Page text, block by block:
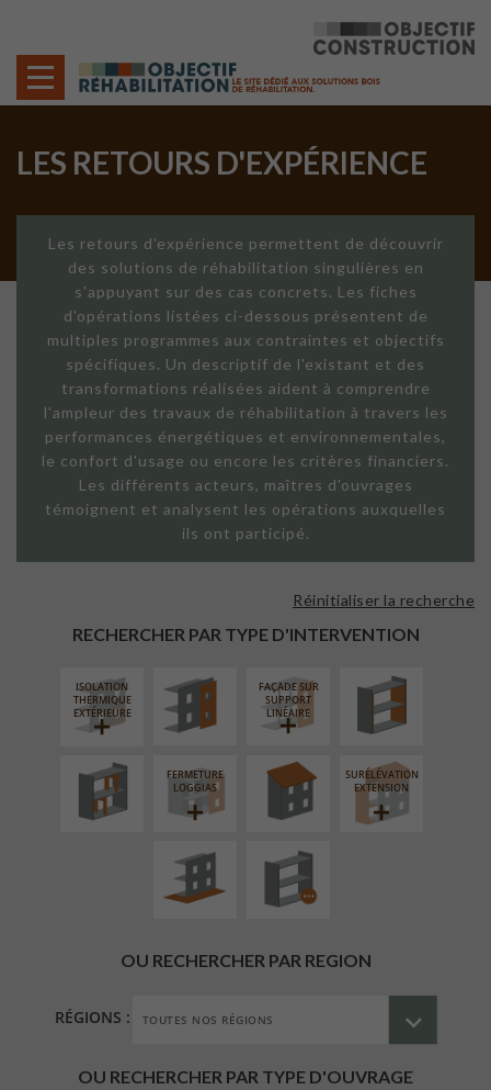
LES RETOURS D'EXPÉRIENCE
Les retours d'expérience permettent de découvrir
des solutions de réhabilitation singulières en
s'appuyant sur des cas concrets. Les fiches
d'opérations listées ci-dessous présentent de
multiples programmes aux contraintes et objectifs
spécifiques. Un descriptif de l'existant et des
transformations réalisées aident à comprendre
l'ampleur des travaux de réhabilitation à travers les
performances énergétiques et environnementales,
le confort d'usage ou encore les critères financiers.
Les différents acteurs, maîtres d'ouvrages
témoignent et analysent les opérations auxquelles
ils ont participé.
RECHERCHER PAR TYPE D'INTERVENTION
Réinitialiser la recherche
ISOLATION
THERMIQUE
EXTÉRIEURE
FAÇADE SUR
SUPPORT
LINÉAIRE
ISOLATION
INTÉRIEURE
RÉAMÉNAGEMENT
INTÉRIEUR
FERMETURE
LOGGIAS
RÉFECTION DES
TOITURES
SURÉLÉVATION
EXTENSION
AMÉNAGEMENT
EXTÉRIEUR
PROCÉDÉ
PARTICULIER
OU RECHERCHER PAR REGION
RÉGIONS :
OU RECHERCHER PAR TYPE D'OUVRAGE